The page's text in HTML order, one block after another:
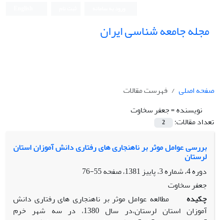
مجله جامعه شناسی ایران
صفحه اصلی
فهرست مقالات
نویسنده =جعفر سخاوت
تعداد مقالات:
2
بررسی عوامل موثر بر ناهنجاری های رفتاری دانش آموزان استان
لرستان
دوره 4، شماره 3، پاییز 1381، صفحه
55-76
جعفر سخاوت
چکیده
مطالعه عوامل موثر بر ناهنجاری های رفتاری دانش
آموزان استان لرستان،در سال 1380، در سه شهر خرم